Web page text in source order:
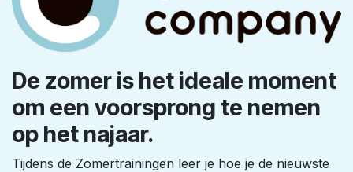
De zomer is het ideale moment
om een voorsprong te nemen
op het najaar.
Tijdens de Zomertrainingen leer je hoe je de nieuwste